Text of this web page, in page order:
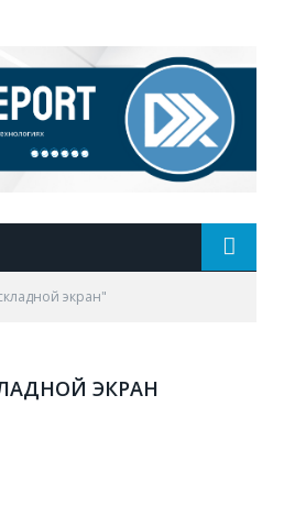
экран"
ЭКРАН